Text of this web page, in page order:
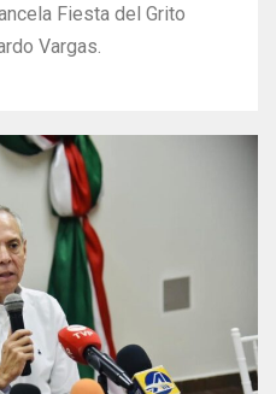
Fiesta del Grito
Vargas.